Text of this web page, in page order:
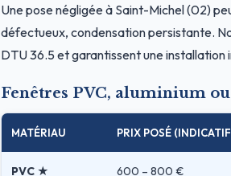
Une pose négligée à Saint-Michel (02)
défectueux, condensation persistante.
DTU 36.5 et garantissent une
Fenêtres PVC, aluminium
MATÉRIAU PRIX POSÉ
PVC ★ 600 – 800 €